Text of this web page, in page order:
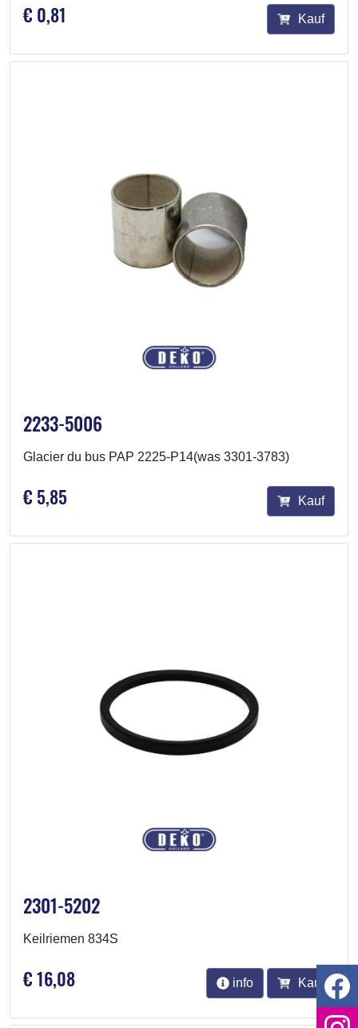
€ 0,81 Kauf
2233-5006
Glacier du bus PAP 2225-P14(was 3301-3783)
€ 5,85 Kauf
2301-5202
Keilriemen 834S
€ 16,08 info Kauf